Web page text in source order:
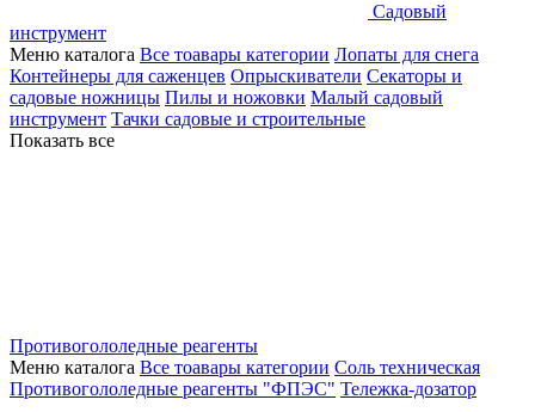
Садовый
инструмент
Меню каталога Все тоавары категории Лопаты для снега
Контейнеры для саженцев Опрыскиватели Секаторы и
садовые ножницы Пилы и ножовки Малый садовый
инструмент Тачки садовые и строительные
Показать все
Противогололедные реагенты
Меню каталога Все тоавары категории Соль техническая
Противогололедные реагенты "ФПЭС" Тележка-дозатор